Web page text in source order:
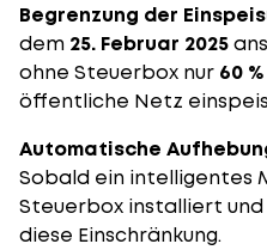
Begrenzung der
dem 25. Februar 2025
ohne Steuerbox nur 60
öffentliche Netz
Automatische
Sobald ein intelligentes
Steuerbox installiert
diese Einschränkung.